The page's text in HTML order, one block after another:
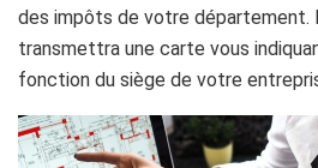
des impôts de votre département.
transmettra une carte vous
fonction du siège de votre